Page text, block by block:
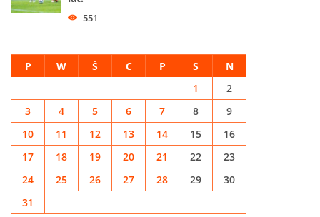
551
P W Ś C P S N
1
2
3
4 5 6 7 8
9
10
11 12 13 14 15
16
17
18 19 20 21 22
23
24
25 26 27 28 29
30
31